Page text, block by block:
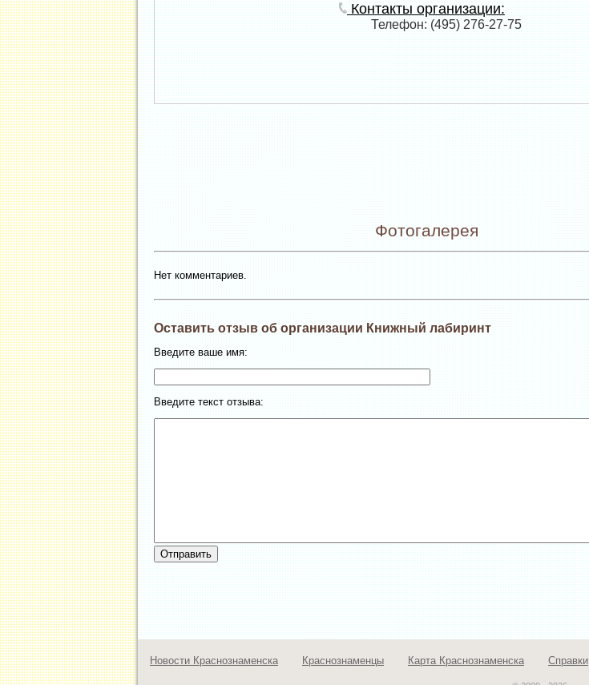
Контакты организации:
Телефон: (495) 276-27-75
Фотогалерея
Нет комментариев.
Оставить отзыв об организации Книжный лабиринт
Введите ваше имя:
Введите текст отзыва:
Новости Краснознаменска Краснознаменцы Карта Краснознаменска Справки